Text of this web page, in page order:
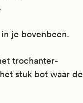
je bovenbeen.
trochanter-
stuk bot waar de